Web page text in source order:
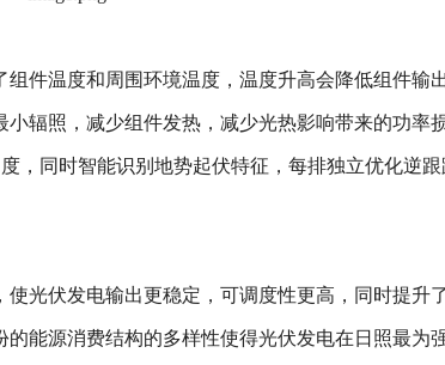
件温度和周围环境温度，温度升高会降低组件输
辐照，减少组件发热，减少光热影响带来的功率
，同时智能识别地势起伏特征，每排独立优化逆
光伏发电输出更稳定，可调度性更高，同时提升
能源消费结构的多样性使得光伏发电在日照最为